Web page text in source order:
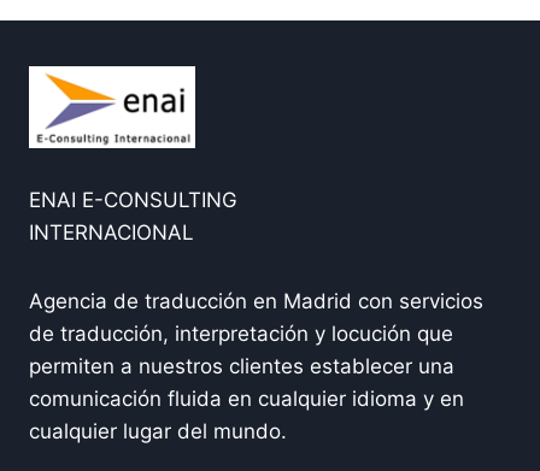
ENAI E-CONSULTING
INTERNACIONAL
Agencia de traducción en Madrid con servicios
de traducción, interpretación y locución que
permiten a nuestros clientes establecer una
comunicación fluida en cualquier idioma y en
cualquier lugar del mundo.